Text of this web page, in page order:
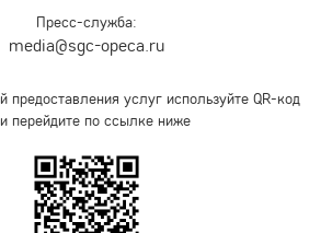
Пресс-служба:
media@sgc-opeca.ru
предоставления услуг используйте QR-код
перейдите по ссылке ниже